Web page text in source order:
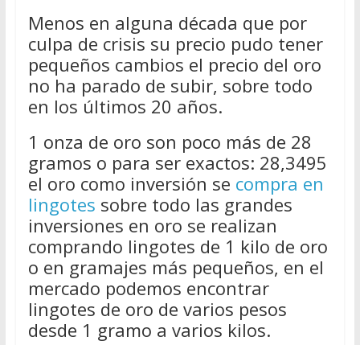
Menos en alguna década que por
culpa de crisis su precio pudo tener
pequeños cambios el precio del oro
no ha parado de subir, sobre todo
en los últimos 20 años.
1 onza de oro son poco más de 28
gramos o para ser exactos: 28,3495
el oro como inversión se compra en
lingotes sobre todo las grandes
inversiones en oro se realizan
comprando lingotes de 1 kilo de oro
o en gramajes más pequeños, en el
mercado podemos encontrar
lingotes de oro de varios pesos
desde 1 gramo a varios kilos.